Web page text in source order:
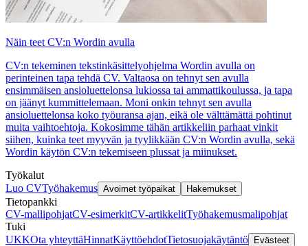
Näin teet CV:n Wordin avulla
CV:n tekeminen tekstinkäsittelyohjelma Wordin avulla on
perinteinen tapa tehdä CV. Valtaosa on tehnyt sen avulla
ensimmäisen ansioluettelonsa lukiossa tai ammattikoulussa, ja tapa
on jäänyt kummittelemaan. Moni onkin tehnyt sen avulla
ansioluettelonsa koko työuransa ajan, eikä ole välttämättä pohtinut
muita vaihtoehtoja. Kokosimme tähän artikkeliin parhaat vinkit
siihen, kuinka teet myyvän ja tyylikkään CV:n Wordin avulla, sekä
Wordin käytön CV:n tekemiseen plussat ja miinukset.
Työkalut
Luo CVTyöhakemus Avoimet työpaikat Hakemukset
Tietopankki
CV-mallipohjatCV-esimerkitCV-artikkelitTyöhakemusmalipohjat
Tuki
UKKOta yhteyttäHinnatKäyttöehdotTietosuojakäytäntö Evästeet